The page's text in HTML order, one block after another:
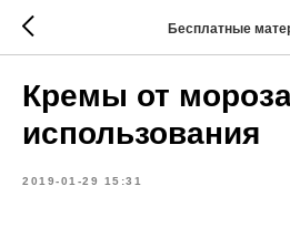
Бесплатные
Кремы от
использования
2019-01-29 15:31